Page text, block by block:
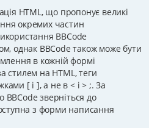
HTML, що пропонує великі
окремих частин
BBCode
однак BBCode також може бути
в кожній формі
стилем на HTML, теги
[ і ], а не в < і > ;. За
зверніться до
з форми написання